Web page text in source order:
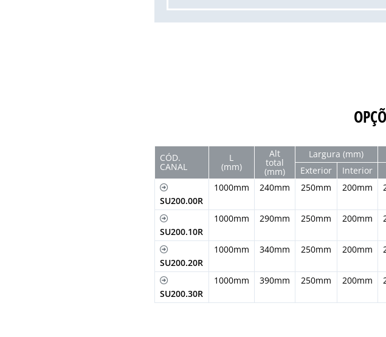
CÓD.
CANAL
L
(mm)
Alt
total
(mm)
Largura (mm)
Exterior Interior
SU200.00R
1000mm 240mm 250mm 200mm
SU200.10R
1000mm 290mm 250mm 200mm
SU200.20R
1000mm 340mm 250mm 200mm
SU200.30R
1000mm 390mm 250mm 200mm